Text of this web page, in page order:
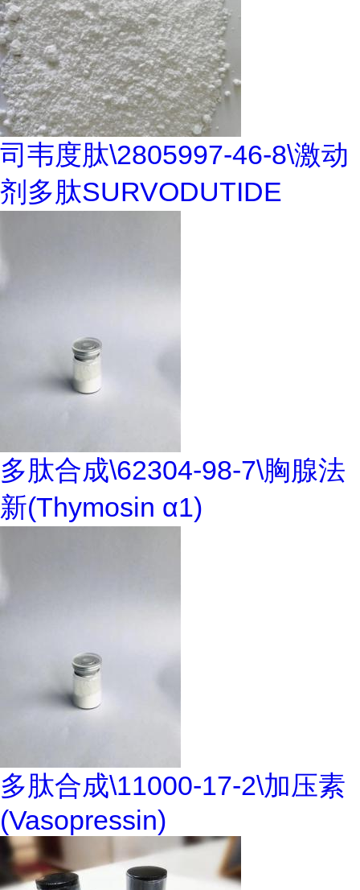
司韦度肽\2805997-46-8\激动
剂多肽SURVODUTIDE
多肽合成\62304-98-7\胸腺法
新(Thymosin α1)
多肽合成\11000-17-2\加压素
(Vasopressin)